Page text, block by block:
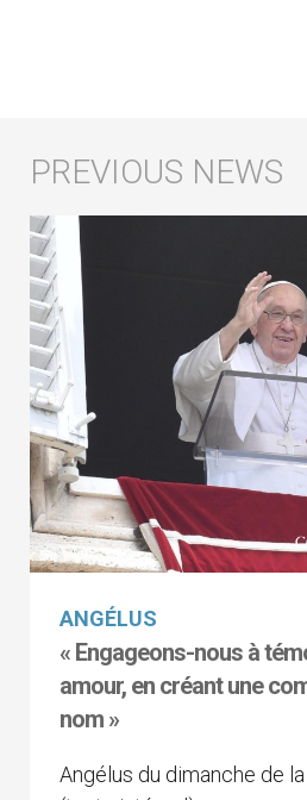
ANGÉLUS
« Engageons-nous à
amour, en créant une
nom »
Angélus du dimanche de